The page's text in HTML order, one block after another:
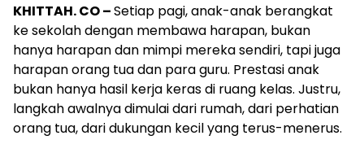
KHITTAH. CO –Setiap pagi, anak-anak berangkat
ke sekolah dengan membawa harapan, bukan
hanya harapan dan mimpi mereka sendiri, tapi juga
harapan orang tua dan para guru. Prestasi anak
bukan hanya hasil kerja keras di ruang kelas. Justru,
langkah awalnya dimulai dari rumah, dari perhatian
orang tua, dari dukungan kecil yang terus-menerus.